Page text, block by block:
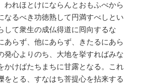
われほとけにならんとおもふべから
なるべき功徳熟して円満すべしとい
して衆生の成仏得道に囘向するな
あらず、他にあらず、きたるにあら
発心よりのち、大地を挙すればみな
かけばたちまちに甘露となる。これ
をとる、すなはち菩提心を拈来する